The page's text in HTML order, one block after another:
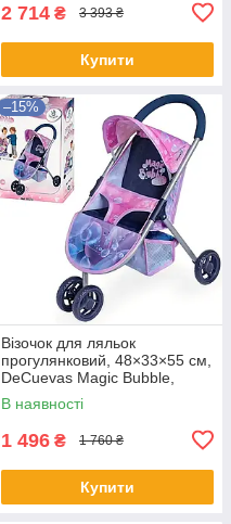
2 714 ₴ 3 393 ₴
Купити
–15%
Візочок для ляльок
прогулянковий, 48×33×55 см,
DeCuevas Magic Bubble,
90276
В наявності
1 496 ₴ 1 760 ₴
Купити